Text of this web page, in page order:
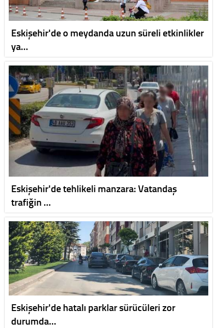
Eskişehir'de o meydanda uzun süreli etkinlikler
ya…
Eskişehir'de tehlikeli manzara: Vatandaş
trafiğin …
Eskişehir'de hatalı parklar sürücüleri zor
durumda…